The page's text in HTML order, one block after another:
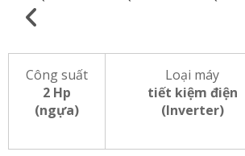
Công suất
2 Hp
(ngựa)
Loại máy
tiết kiệm điện
(Inverter)